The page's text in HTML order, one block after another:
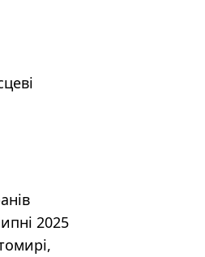
2025